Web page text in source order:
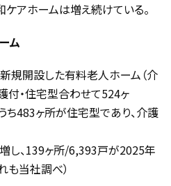
アホームは増え続けている。
ム
規開設した有料老人ホーム（介
付・住宅型合わせて524ヶ
ち483ヶ所が住宅型であり、介護
し、139ヶ所/6,393戸が2025年
も当社調べ）